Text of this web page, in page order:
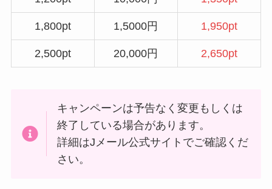
1,800pt 1,5000円 1,950pt
2,500pt 20,000円 2,650pt
キャンペーンは予告なく変更もしくは
終了している場合があります。
詳細はJメール公式サイトでご確認くだ
さい。